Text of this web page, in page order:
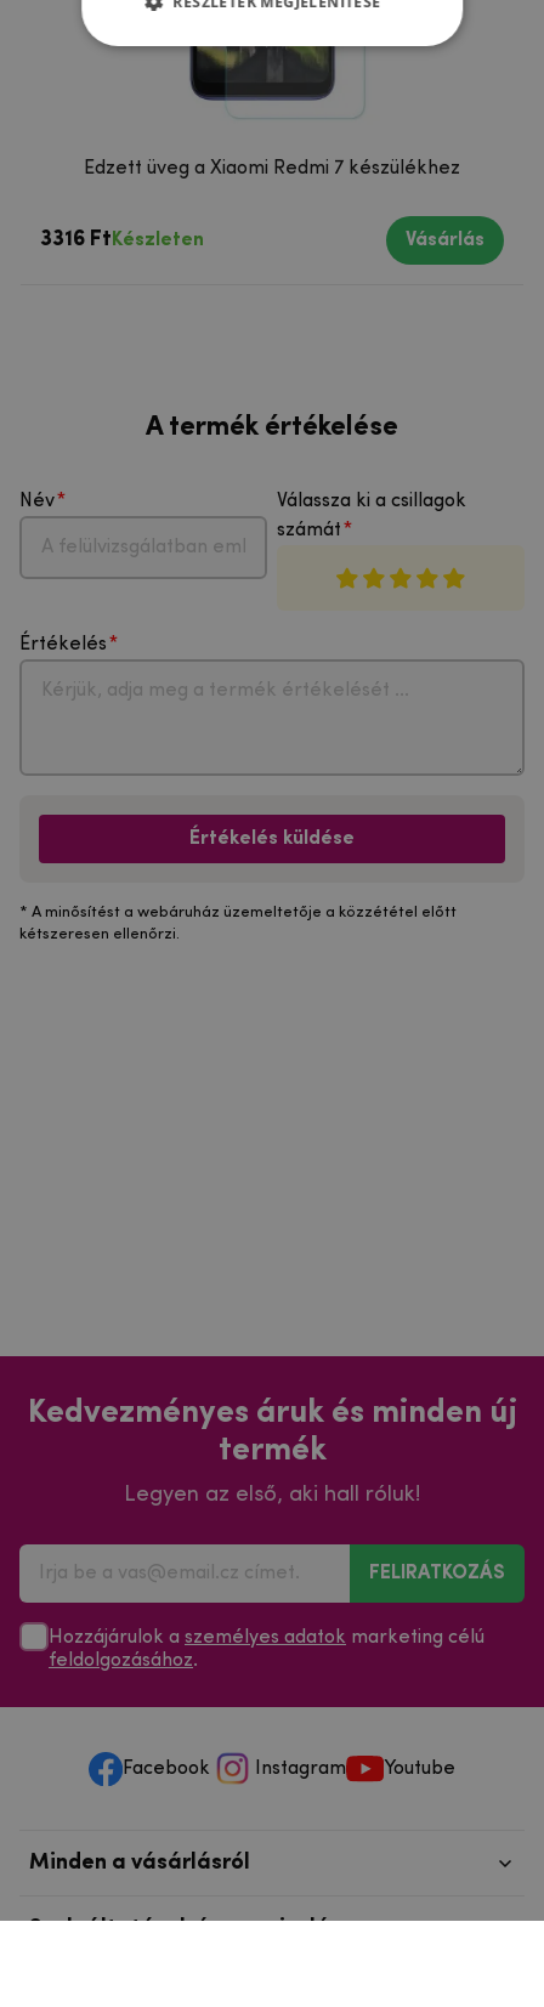
Edzett üveg a Xiaomi Redmi 7 készülékhez
3316 Ft Készleten Vásárlás
A termék értékelése
Név
Válassza ki a csillagok
számát
Értékelés
Értékelés küldése
* A minősítést a webáruház üzemeltetője a közzététel előtt
kétszeresen ellenőrzi.
Kedvezményes áruk és minden új
termék
Legyen az első, aki hall róluk!
FELIRATKOZÁS
Hozzájárulok a személyes adatok marketing célú
feldolgozásához.
Facebook Instagram Youtube
Minden a vásárlásról